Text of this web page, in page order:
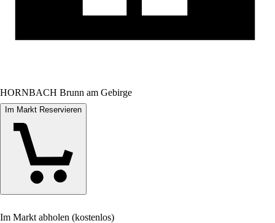
HORNBACH Brunn am Gebirge
Im Markt Reservieren
Im Markt abholen (kostenlos)